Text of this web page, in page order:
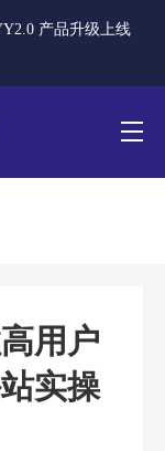
产品升级上线
用户
实操